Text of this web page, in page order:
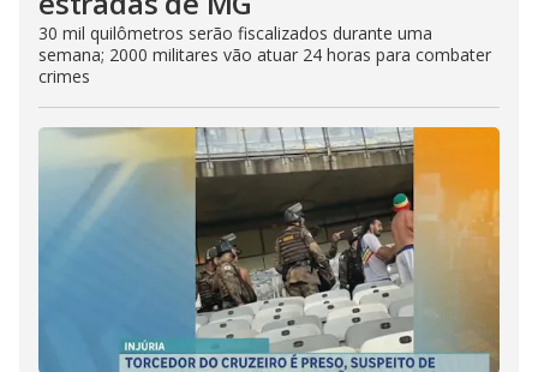
30 mil quilômetros serão fiscalizados durante uma
semana; 2000 militares vão atuar 24 horas para combater
crimes